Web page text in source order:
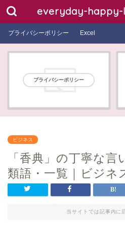
everyday-happy-
プライバシーポリシー Excel
プライバシーポリシー
ビジネス
「香典」の丁寧な言
類語・一覧｜ビジネ
当サイトでは記事内に